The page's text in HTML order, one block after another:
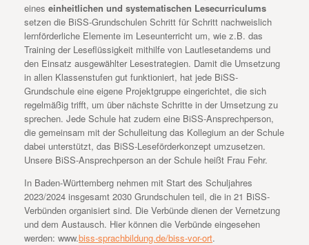
eines einheitlichen und systematischen Lesecurriculums
setzen die BiSS-Grundschulen Schritt für Schritt nachweislich
lernförderliche Elemente im Leseunterricht um, wie z.B. das
Training der Leseflüssigkeit mithilfe von Lautlesetandems und
den Einsatz ausgewählter Lesestrategien. Damit die Umsetzung
in allen Klassenstufen gut funktioniert, hat jede BiSS-
Grundschule eine eigene Projektgruppe eingerichtet, die sich
regelmäßig trifft, um über nächste Schritte in der Umsetzung zu
sprechen. Jede Schule hat zudem eine BiSS-Ansprechperson,
die gemeinsam mit der Schulleitung das Kollegium an der Schule
dabei unterstützt, das BiSS-Leseförderkonzept umzusetzen.
Unsere BiSS-Ansprechperson an der Schule heißt Frau Fehr.
In Baden-Württemberg nehmen mit Start des Schuljahres
2023/2024 insgesamt 2030 Grundschulen teil, die in 21 BiSS-
Verbünden organisiert sind. Die Verbünde dienen der Vernetzung
und dem Austausch. Hier können die Verbünde eingesehen
werden: www.biss-sprachbildung.de/biss-vor-ort.